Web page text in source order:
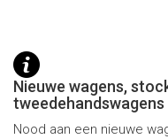
Nieuwe wagens,
tweedehandswagens
Nood aan een nieuwe